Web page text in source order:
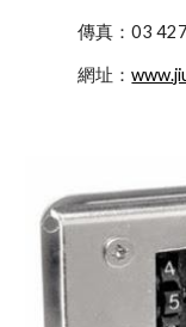
傳真：
            網址：